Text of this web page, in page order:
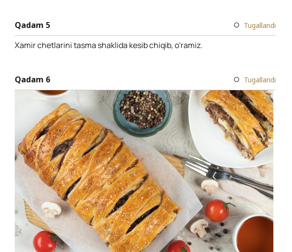
Qadam 5 Tugallandi
Xamir chetlarini tasma shaklida kesib chiqib, o'ramiz.
Qadam 6 Tugallandi